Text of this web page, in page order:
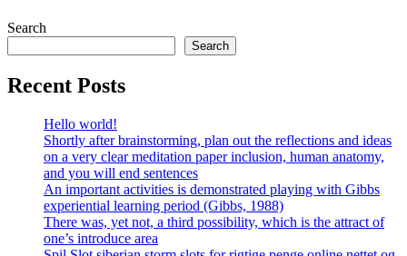
Search
Search
Recent Posts
Hello world!
Shortly after brainstorming, plan out the reflections and ideas
on a very clear meditation paper inclusion, human anatomy,
and you will end sentences
An important activities is demonstrated playing with Gibbs
experiential learning period (Gibbs, 1988)
There was, yet not, a third possibility, which is the attract of
one’s introduce area